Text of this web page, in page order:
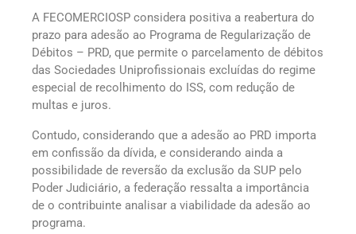
A FECOMERCIOSP considera positiva a reabertura do
prazo para adesão ao Programa de Regularização de
Débitos – PRD, que permite o parcelamento de débitos
das Sociedades Uniprofissionais excluídas do regime
especial de recolhimento do ISS, com redução de
multas e juros.
Contudo, considerando que a adesão ao PRD importa
em confissão da dívida, e considerando ainda a
possibilidade de reversão da exclusão da SUP pelo
Poder Judiciário, a federação ressalta a importância
de o contribuinte analisar a viabilidade da adesão ao
programa.